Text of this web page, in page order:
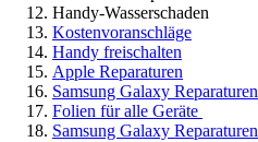
Handy-Wasserschaden
Kostenvoranschläge
Handy freischalten
Apple Reparaturen
Samsung Galaxy Reparaturen
Folien für alle Geräte
Samsung Galaxy Reparaturen